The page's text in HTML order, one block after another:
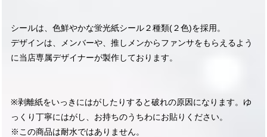
シールは、色鮮やかな蛍光紙シール２種類(２色)を採用。
デザインは、メンバーや、推しメンからファンサをもらえるよう
に当店専属デザイナーが製作しております。
※剥離紙をいっきにはがしたりすると破れの原因になります。ゆ
っくり丁寧にはがし、お持ちのうちわにお貼りください。
※この商品は耐水ではありません。